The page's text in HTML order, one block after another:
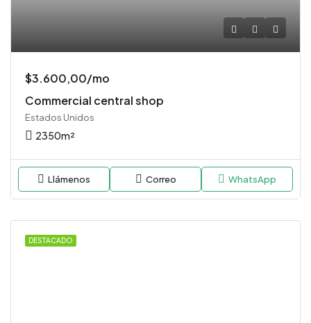
$3.600,00/mo
Commercial central shop
Estados Unidos
2350m²
Llámenos Correo WhatsApp
DESTACADO